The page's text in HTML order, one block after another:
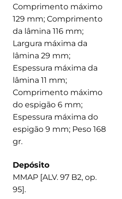
Comprimento máximo
129 mm; Comprimento
da lâmina 116 mm;
Largura máxima da
lâmina 29 mm;
Espessura máxima da
lâmina 11 mm;
Comprimento máximo
do espigão 6 mm;
Espessura máxima do
espigão 9 mm; Peso 168
gr.
Depósito
MMAP [ALV. 97 B2, op.
95].